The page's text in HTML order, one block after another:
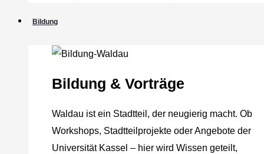
Bildung
Bildung & Vorträge
Waldau ist ein Stadtteil, der neugierig macht. Ob
Workshops, Stadtteilprojekte oder Angebote der
Universität Kassel – hier wird Wissen geteilt,